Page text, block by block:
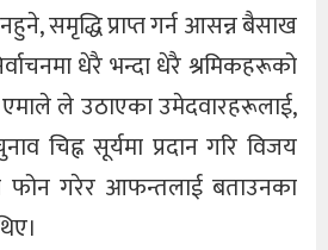
समृद्धि प्राप्त गर्न आसन्न बैसाख
धेरै भन्दा धेरै श्रमिकहरूको
एमाले ले उठाएका उमेदवारहरूलाई,
चिह्न सूर्यमा प्रदान गरि विजय
फोन गरेर आफन्तलाई बताउनका